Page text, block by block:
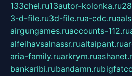
133chel.ru13autor-kolonka.ru
3-d-file.ru3d-file.rua-cdc.ru
airgungames.ruaccounts-112.ru
alfeihavsalnassr.rualtaipant.ru
aria-family.ruarkrym.ru
bankaribi.rubandamn.ru